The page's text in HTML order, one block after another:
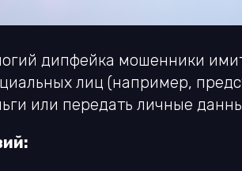
дипфейка мошенники
лиц (например,
или передать личные